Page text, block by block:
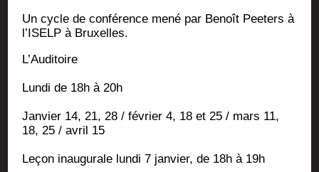
Un cycle de confé­rence mené par Benoît Pee­ters à
l’I­SELP à Bruxelles.
L’Au­di­toire
Lun­di de 18h à 20h
Jan­vier 14, 21, 28 / février 4, 18 et 25 / mars 11,
18, 25 / avril 15
Leçon inau­gu­rale lun­di 7 jan­vier, de 18h à 19h